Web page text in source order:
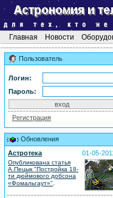
Главная Новости
Пользователь
Логин:
Пароль:
Регистрация
Обновления
Астротека
01-05-
Опубликована статья
А.Пецык "Постройка 18-
ти дюймового добсона
«Фомальгаут»"